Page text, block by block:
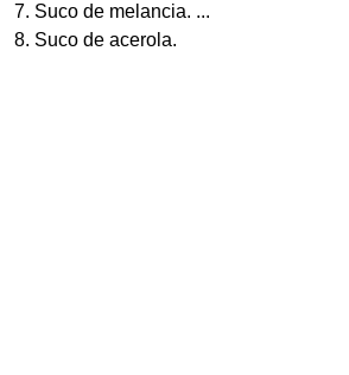
Suco de melancia. ...
Suco de acerola.